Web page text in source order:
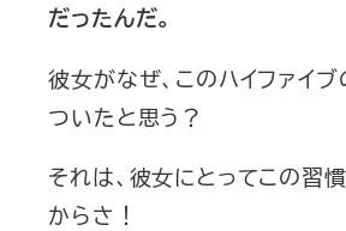
だったんだ。
彼女がなぜ、このハイファイ
ついたと思う？
それは、彼女にとってこの習
からさ！